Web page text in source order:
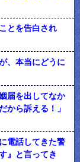
とを告白され
、本当にどうに
届を出してなか
から訴える！」
電話してきた警
』と言ってき